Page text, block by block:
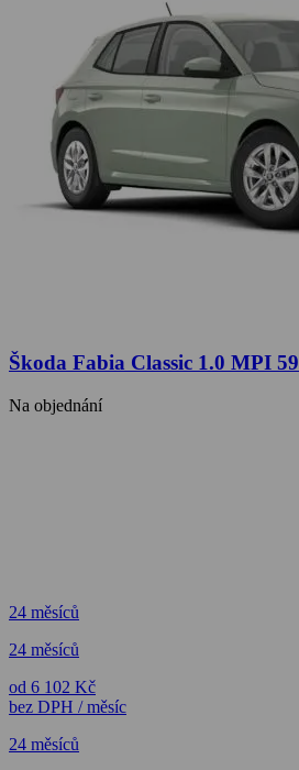
Škoda Fabia Classic 1.0 MPI
Na objednání
24 měsíců
24 měsíců
od 6 102 Kč
bez DPH / měsíc
24 měsíců